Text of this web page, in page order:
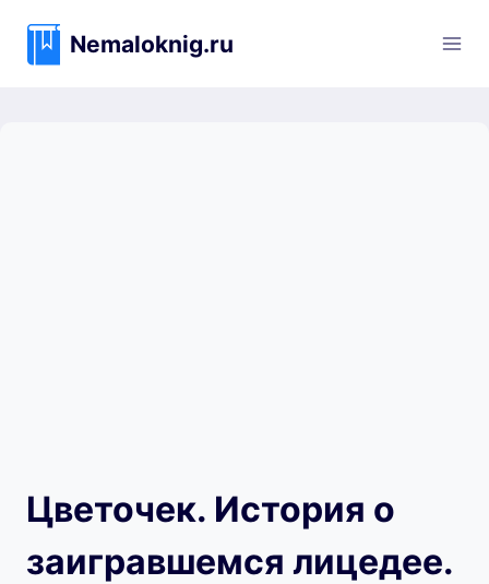
содержимому
Nemaloknig.ru
Цветочек. История о
заигравшемся лицедее.